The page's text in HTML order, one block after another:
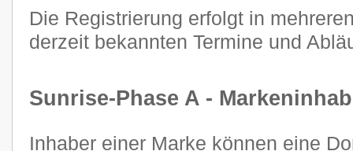
Die Registrierung erfolgt in
derzeit bekannten Termine und
Sunrise-Phase A -
Inhaber einer Marke können eine